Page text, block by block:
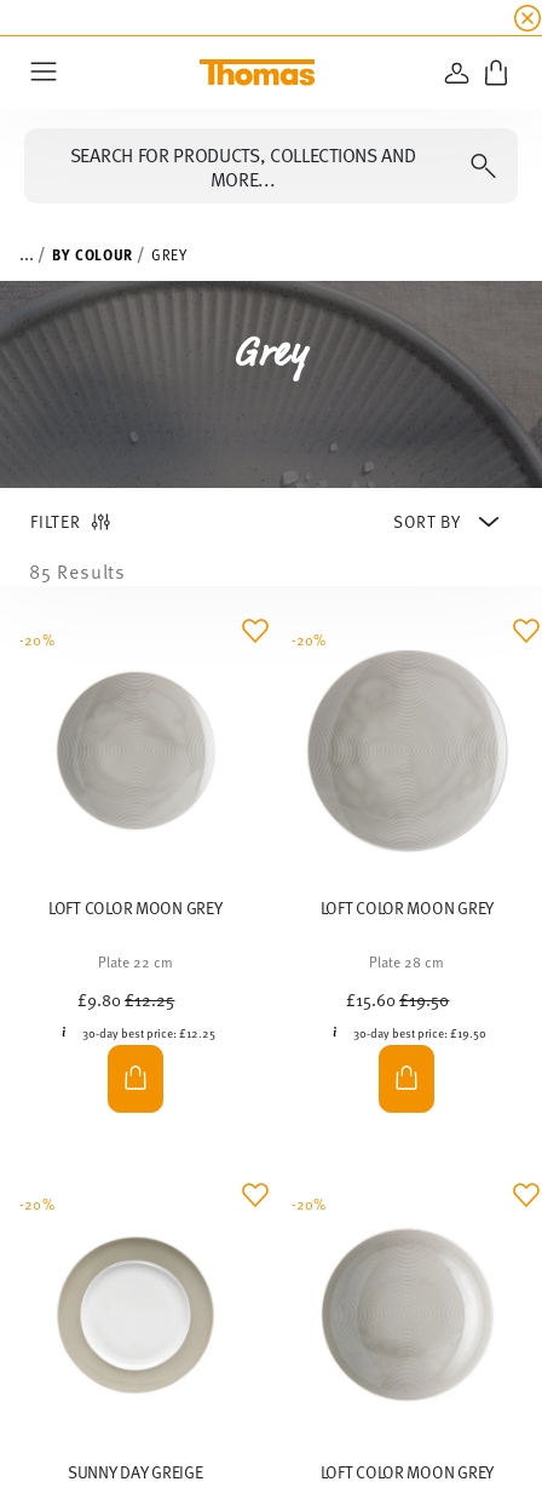
☀️ Up to 45% discount on all
LOGIN
SEARCH FOR PRODUCTS, COLLECTIONS AND
MORE...
... BY COLOUR GREY
Grey
FILTER
85 Results
LOFT COLOR MOON GREY
Plate 22 cm
£9.80Price reduced from
£12.25
30-day best price: £12.25
-20%
LOFT COLOR MOON GREY
Plate 28 cm
£15.60Price reduced from
£19.50
30-day best price:£19.50
-20%
SUNNY DAY GREIGE
-20%
LOFT COLOR MOON GREY
-20%